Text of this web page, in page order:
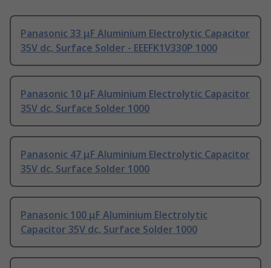
Panasonic 33 μF Aluminium Electrolytic Capacitor
35V dc, Surface Solder - EEEFK1V330P 1000
Panasonic 10 μF Aluminium Electrolytic Capacitor
35V dc, Surface Solder 1000
Panasonic 47 μF Aluminium Electrolytic Capacitor
35V dc, Surface Solder 1000
Panasonic 100 μF Aluminium Electrolytic
Capacitor 35V dc, Surface Solder 1000